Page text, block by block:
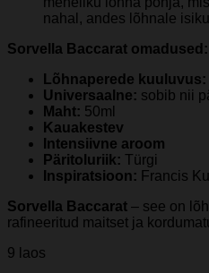
nahal, andes lõhnale
Sorvella Baccarat omadused:
Lõhnaperede kuuluvus:
Universaalne: sobib nii
Maht: 50ml
Kauakestev
Intensiivne aroom
Päritoluriik: Türgi
Inspiratsioon: Francis
Sorvella Baccarat – see on
rafineeritud maitset ja
9 laos